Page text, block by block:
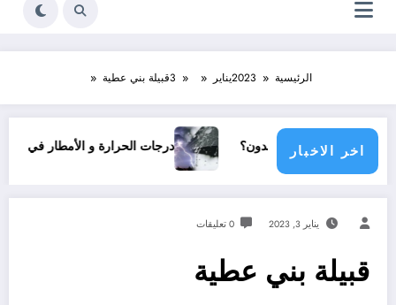
الرئيسية 2023يناير 3قبيلة بني عطية
اخر الاخبار
دولي يناشدون؟ درجات الحرارة و الأمطار في سبتمبر 2026 في الجزائر
يناير 3, 2023 0 تعليقات
قبيلة بني عطية